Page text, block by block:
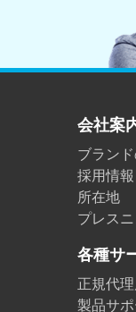
会社案
ブラン
採用情報
所在地
プレス
各種サ
正規代
製品サポ